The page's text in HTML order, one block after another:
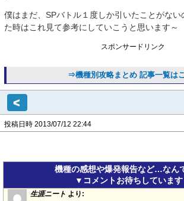
僕はまだ、SPバトル１度しか引いたことがな
た時はこれ見て参考にしていこうと思います～
スポンサードリンク
⇒機種別攻略まとめ 記事一覧は
<
投稿日時 2013/07/12 22:44
機種の感想や爆発報告など…なん
▼コメントお待ちしていま
生涯ニート より: